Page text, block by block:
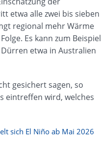
etwa alle zwei bis sieben
regional mehr Wärme
Es kann zum Beispiel
etwa in Australien
gesichert sagen, so
eintreffen wird, welches
sich El Niño ab Mai 2026